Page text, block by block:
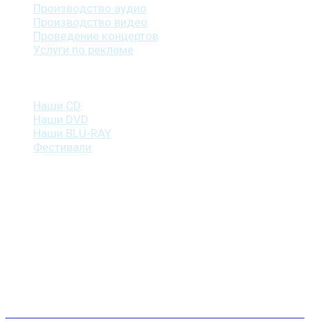
Производство аудио
Производство видео
Проведение концертов
Услуги по рекламе
Наши CD
Наши DVD
Наши BLU-RAY
Фестивали